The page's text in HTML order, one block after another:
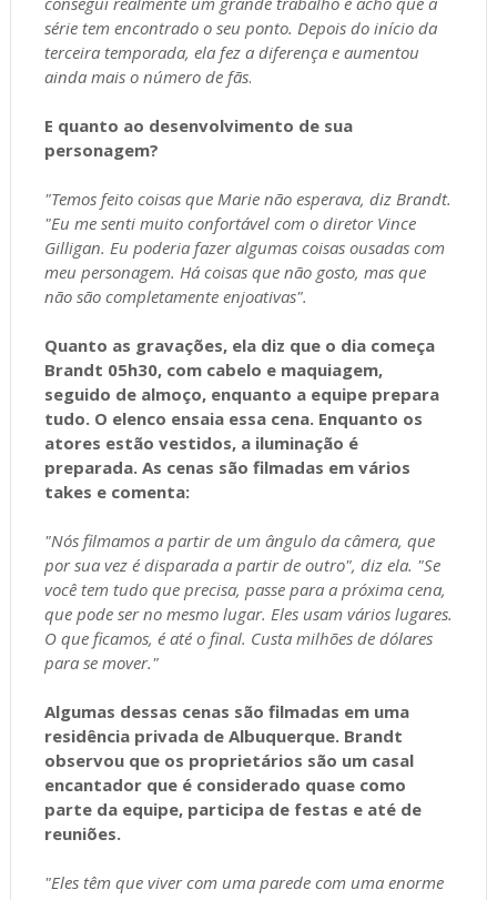
série tem encontrado o seu ponto. Depois do início da
terceira temporada, ela fez a diferença e aumentou
ainda mais o número de fãs.
E quanto ao desenvolvimento de sua
personagem?
"Temos feito coisas que Marie não esperava, diz Brandt.
"Eu me senti muito confortável com o diretor Vince
Gilligan. Eu poderia fazer algumas coisas ousadas com
meu personagem. Há coisas que não gosto, mas que
não são completamente enjoativas".
Quanto as gravações, ela diz que o dia começa
Brandt 05h30, com cabelo e maquiagem,
seguido de almoço, enquanto a equipe prepara
tudo. O elenco ensaia essa cena. Enquanto os
atores estão vestidos, a iluminação é
preparada. As cenas são filmadas em vários
takes e comenta:
"Nós filmamos a partir de um ângulo da câmera, que
por sua vez é disparada a partir de outro", diz ela. "Se
você tem tudo que precisa, passe para a próxima cena,
que pode ser no mesmo lugar. Eles usam vários lugares.
O que ficamos, é até o final. Custa milhões de dólares
para se mover."
Algumas dessas cenas são filmadas em uma
residência privada de Albuquerque. Brandt
observou que os proprietários são um casal
encantador que é considerado quase como
parte da equipe, participa de festas e até de
reuniões.
"Eles têm que viver com uma parede com uma enorme